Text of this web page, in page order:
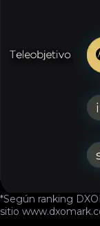
*Según ranking
sitio